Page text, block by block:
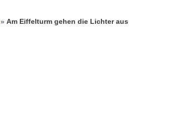
»Am Eiffelturm gehen die Lichter aus